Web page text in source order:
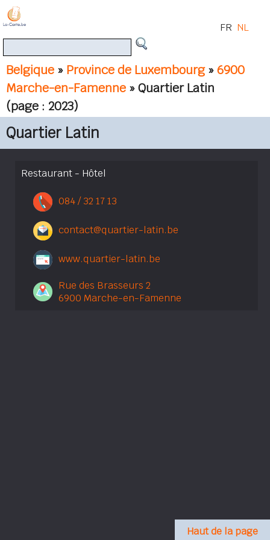
Belgique » Province de Luxembourg»6900
Marche-en-Famenne » Quartier Latin
(page : 2023)
FR NL
Quartier Latin
Restaurant - Hôtel
084 / 32 17 13
contact@quartier-latin.be
www.quartier-latin.be
Rue des Brasseurs 2
6900 Marche-en-Famenne
Haut de la page